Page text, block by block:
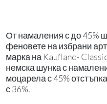
От намаления с до 45%
феновете на избрани
марка на Kaufland-
немска шунка с
моцарела с 45%
с 36%.